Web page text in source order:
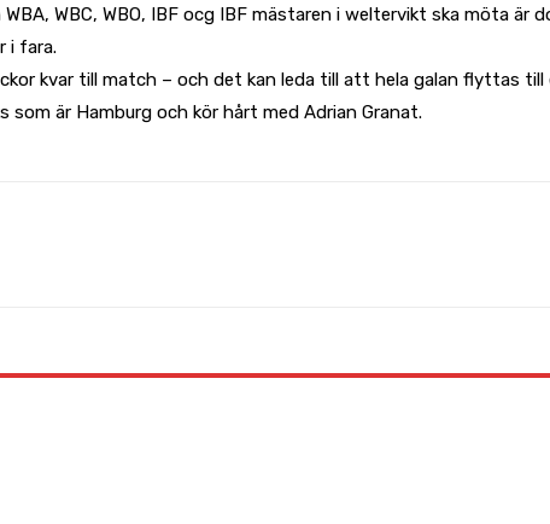
WBC, WBO, IBF ocg IBF mästaren i weltervikt ska möta
i fara.
kvar till match – och det kan leda till att hela galan flyttas
är Hamburg och kör hårt med Adrian Granat.